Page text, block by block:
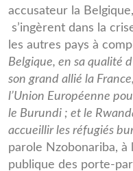
accusateur la
s’ingèrent dans la
les autres pays à
Belgique, en sa qualité
son grand allié la
l’Union Européenne
le Burundi ; et le
accueillir les réfugiés
parole Nzobonariba, à
publique des porte-